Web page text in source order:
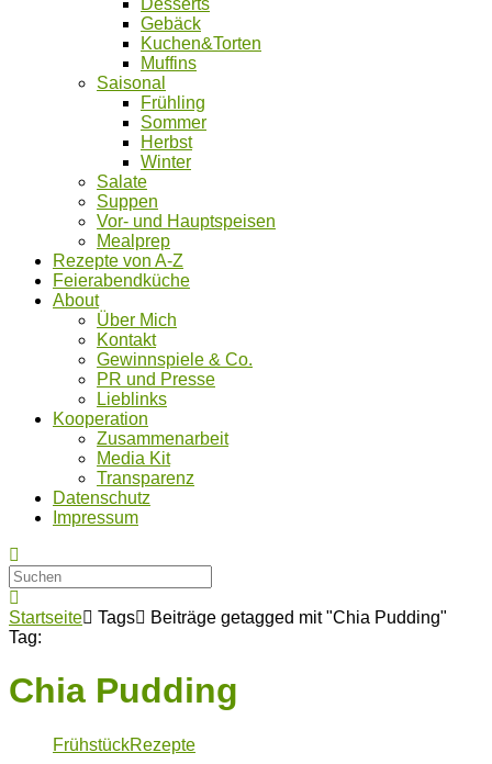
Desserts
Gebäck
Kuchen&Torten
Muffins
Saisonal
Frühling
Sommer
Herbst
Winter
Salate
Suppen
Vor- und Hauptspeisen
Mealprep
Rezepte von A-Z
Feierabendküche
About
Über Mich
Kontakt
Gewinnspiele & Co.
PR und Presse
Lieblinks
Kooperation
Zusammenarbeit
Media Kit
Transparenz
Datenschutz
Impressum
Startseite Tags
Beiträge getagged mit "Chia Pudding"
Tag:
Chia Pudding
FrühstückRezepte